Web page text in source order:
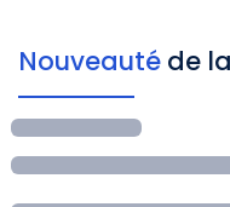
Nouveauté de